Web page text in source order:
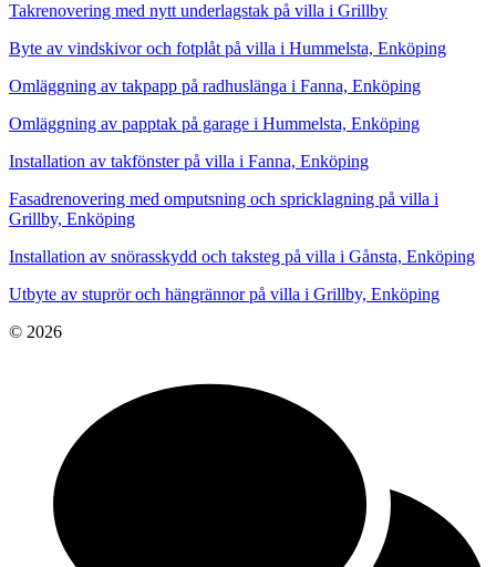
Takrenovering med nytt underlagstak på villa i Grillby
Byte av vindskivor och fotplåt på villa i Hummelsta, Enköping
Omläggning av takpapp på radhuslänga i Fanna, Enköping
Omläggning av papptak på garage i Hummelsta, Enköping
Installation av takfönster på villa i Fanna, Enköping
Fasadrenovering med omputsning och spricklagning på villa i
Grillby, Enköping
Installation av snörasskydd och taksteg på villa i Gånsta, Enköping
Utbyte av stuprör och hängrännor på villa i Grillby, Enköping
© 2026